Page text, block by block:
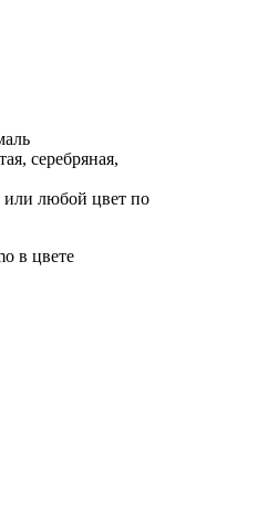
серебряная,
или любой цвет по